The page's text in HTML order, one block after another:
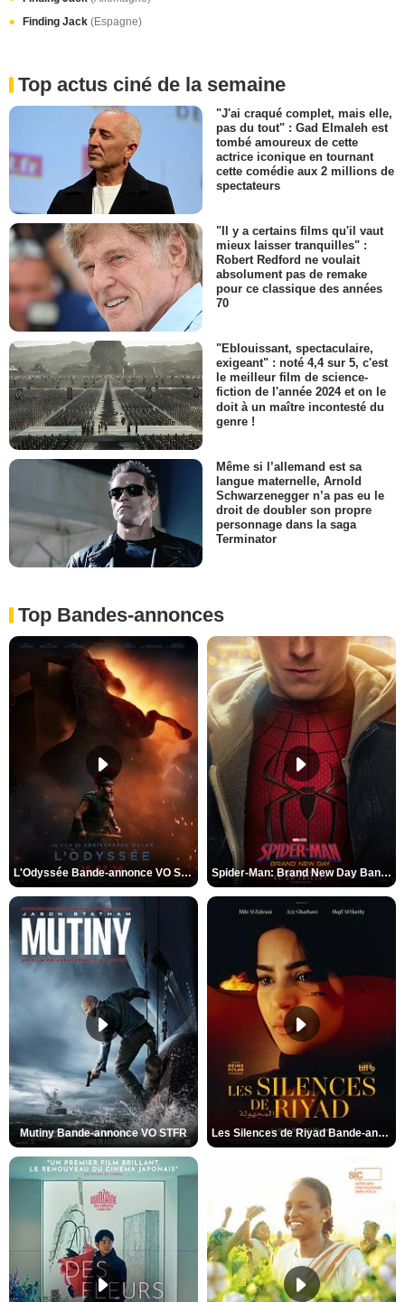
Finding Jack (Espagne)
Top actus ciné de la semaine
"J'ai craqué complet, mais elle,
pas du tout" : Gad Elmaleh est
tombé amoureux de cette
actrice iconique en tournant
cette comédie aux 2 millions de
spectateurs
"Il y a certains films qu'il vaut
mieux laisser tranquilles" :
Robert Redford ne voulait
absolument pas de remake
pour ce classique des années
70
"Eblouissant, spectaculaire,
exigeant" : noté 4,4 sur 5, c'est
le meilleur film de science-
fiction de l'année 2024 et on le
doit à un maître incontesté du
genre !
Même si l’allemand est sa
langue maternelle, Arnold
Schwarzenegger n’a pas eu le
droit de doubler son propre
personnage dans la saga
Terminator
Top Bandes-annonces
L'Odyssée Bande-annonce VO STFR Spider-Man: Brand New Day Bande-annonce VO STFR
Mutiny Bande-annonce VO STFR Les Silences de Riyad Bande-annonce VO STFR